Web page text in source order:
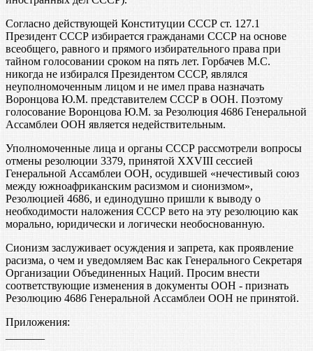
Согласно действующей Конституции СССР ст. 127.1
Президент СССР избирается гражданами СССР на основе
всеобщего, равного и прямого избирательного права при
тайном голосовании сроком на пять лет. Горбачев М.С.
никогда не избирался Президентом СССР, являлся
неуполномоченным лицом и не имел права назначать
Воронцова Ю.М. представителем СССР в ООН. Поэтому
голосование Воронцова Ю.М. за Резолюция 4686 Генеральной
Ассамблеи ООН является недействительным.
Уполномоченные лица и органы СССР рассмотрели вопросы
отмены резолюции 3379, принятой XXVIII сессией
Генеральной Ассамблеи ООН, осудившей «нечестивый союз
между южноафриканским расизмом и сионизмом»,
Резолюцией 4686, и единодушно пришли к выводу о
необходимости наложения СССР вето на эту резолюцию как
морально, юридически и логически необоснованную.
Сионизм заслуживает осуждения и запрета, как проявление
расизма, о чем и уведомляем Вас как Генерального Секретаря
Организации Объединенных Наций. Просим внести
соответствующие изменения в документы ООН - признать
Резолюцию 4686 Генеральной Ассамблеи ООН не принятой.
Приложения: